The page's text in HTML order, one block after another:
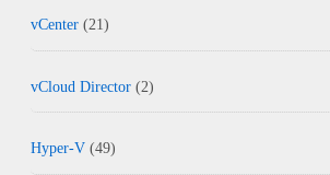
vCenter (21)
vCloud Director (2)
Hyper-V (49)